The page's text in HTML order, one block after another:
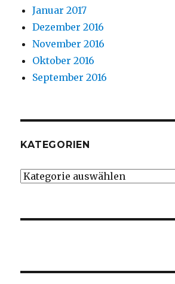
Januar 2017
Dezember 2016
November 2016
Oktober 2016
September 2016
KATEGORIEN
Kategorien